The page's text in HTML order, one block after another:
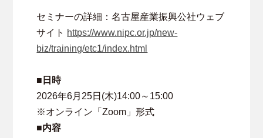
セミナーの詳細：名古屋産業振興公社ウェブ
サイト https://www.nipc.or.jp/new-
biz/training/etc1/index.html
■日時
2026年6月25日(木)14:00～15:00
※オンライン「Zoom」形式
■内容